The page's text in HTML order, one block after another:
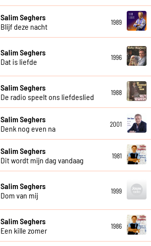
Salim Seghers
Blijf deze nacht
1989
Salim Seghers
Dat is liefde
1996
Salim Seghers
De radio speelt ons liefdeslied
1988
Salim Seghers
Denk nog even na
2001
Salim Seghers
Dit wordt mijn dag vandaag
1981
Salim Seghers
Dom van mij
1999
Salim Seghers
Een kille zomer
1986